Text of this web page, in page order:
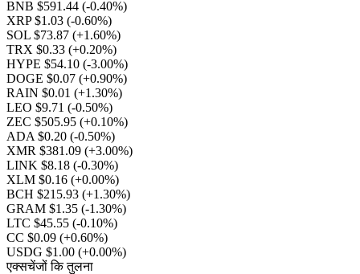
BNB $591.44 (-0.40%)
XRP $1.03 (-0.60%)
SOL $73.87 (+1.60%)
TRX $0.33 (+0.20%)
HYPE $54.10 (-3.00%)
DOGE $0.07 (+0.90%)
RAIN $0.01 (+1.30%)
LEO $9.71 (-0.50%)
ZEC $505.95 (+0.10%)
ADA $0.20 (-0.50%)
XMR $381.09 (+3.00%)
LINK $8.18 (-0.30%)
XLM $0.16 (+0.00%)
BCH $215.93 (+1.30%)
GRAM $1.35 (-1.30%)
LTC $45.55 (-0.10%)
CC $0.09 (+0.60%)
USDG $1.00 (+0.00%)
एक्सचेंजों कि तुलना